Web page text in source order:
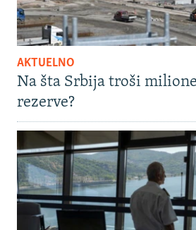
AKTUELNO
Na šta Srbija troši
rezerve?